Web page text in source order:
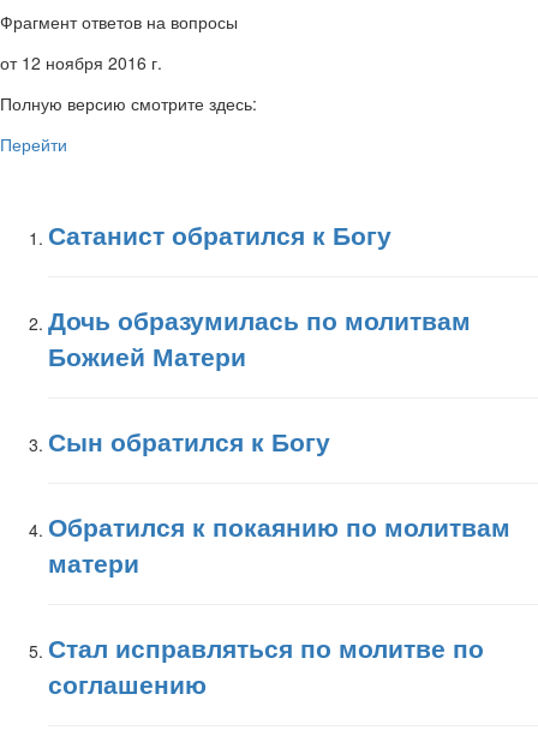
Фрагмент ответов на вопросы
от 12 ноября 2016 г.
Полную версию смотрите здесь:
Перейти
Сатанист обратился к Богу
Дочь образумилась по молитвам
Божией Матери
Сын обратился к Богу
Обратился к покаянию по молитвам
матери
Стал исправляться по молитве по
соглашению